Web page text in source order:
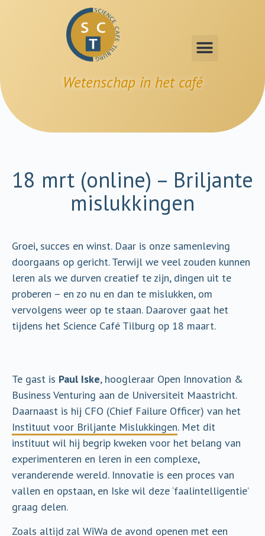
Wetenschap in het café
18 mrt (online) – Briljante
mislukkingen
Groei, succes en winst. Daar is onze samenleving
doorgaans op gericht. Terwijl we veel zouden kunnen
leren als we durven creatief te zijn, dingen uit te
proberen – en zo nu en dan te mislukken, om
vervolgens weer op te staan. Daarover gaat het
tijdens het Science Café Tilburg op 18 maart.
Te gast is Paul Iske, hoogleraar Open Innovation &
Business Venturing aan de Universiteit Maastricht.
Daarnaast is hij CFO (Chief Failure Officer) van het
Instituut voor Briljante Mislukkingen. Met dit
instituut wil hij begrip kweken voor het belang van
experimenteren en leren in een complexe,
veranderende wereld. Innovatie is een proces van
vallen en opstaan, en Iske wil deze ‘faalintelligentie’
graag delen.
Zoals altijd zal WiWa de avond openen met een